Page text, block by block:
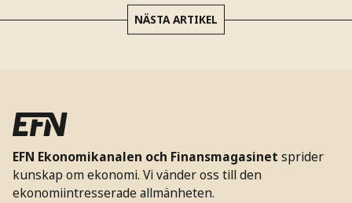
NÄSTA ARTIKEL
EFN Ekonomikanalen och Finansmagasinet sprider
kunskap om ekonomi. Vi vänder oss till den
ekonomiintresserade allmänheten.